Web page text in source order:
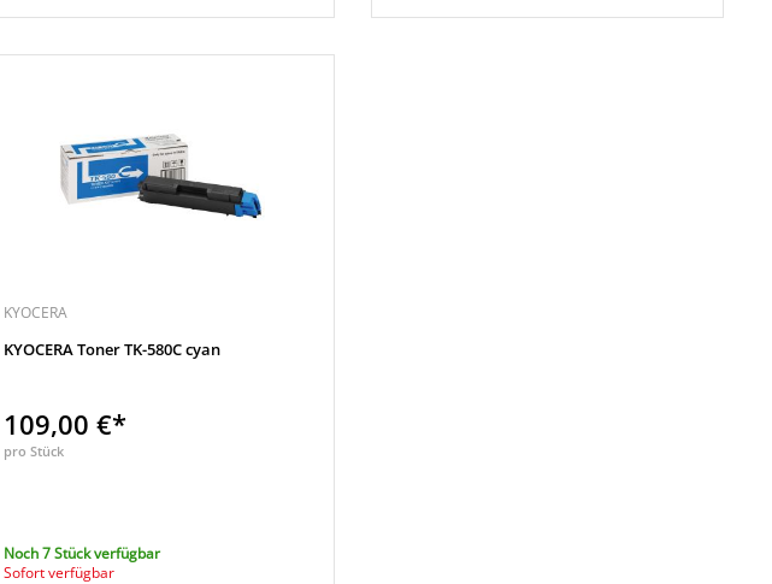
KYOCERA
KYOCERA Toner TK-580C cyan
109,00 €*
pro Stück
Noch 7 Stück verfügbar
Sofort verfügbar